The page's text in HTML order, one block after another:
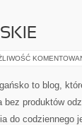
to blog,
bez produktów
do codziennego